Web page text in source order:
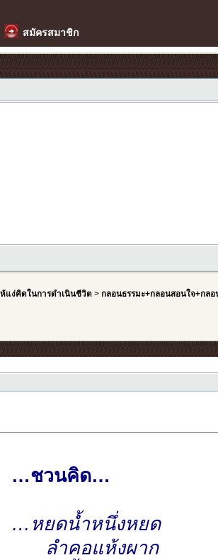
สมัครสมาชิก
แง่คิดในการดำเนินชีวิต >กลอนธรรมะ+กลอนสอนใจ+กล
…ชวนคิด…
…หยดน้ำหนึ่งหยด
ลำคอแห้งผาก